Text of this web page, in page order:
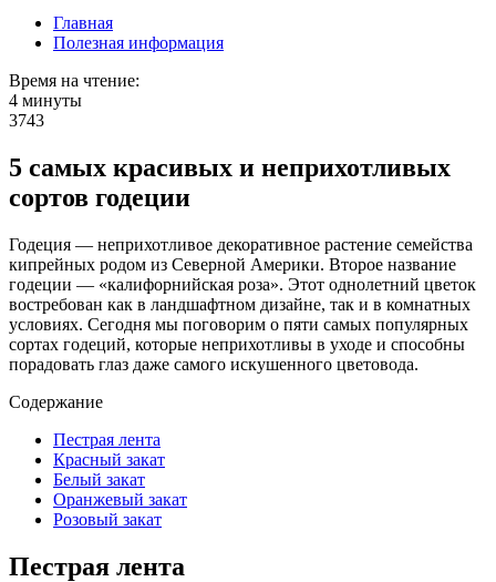
Главная
Полезная информация
Время на чтение:
4 минуты
3743
5 самых красивых и неприхотливых
сортов годеции
Годеция — неприхотливое декоративное растение семейства
кипрейных родом из Северной Америки. Второе название
годеции — «калифорнийская роза». Этот однолетний цветок
востребован как в ландшафтном дизайне, так и в комнатных
условиях. Сегодня мы поговорим о пяти самых популярных
сортах годеций, которые неприхотливы в уходе и способны
порадовать глаз даже самого искушенного цветовода.
Содержание
Пестрая лента
Красный закат
Белый закат
Оранжевый закат
Розовый закат
Пестрая лента